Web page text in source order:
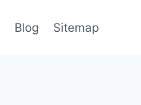
Blog Sitemap